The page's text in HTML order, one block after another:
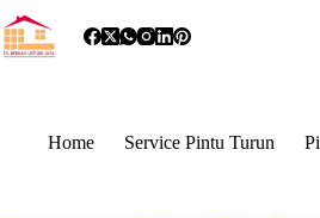
Home Service Pintu Turun